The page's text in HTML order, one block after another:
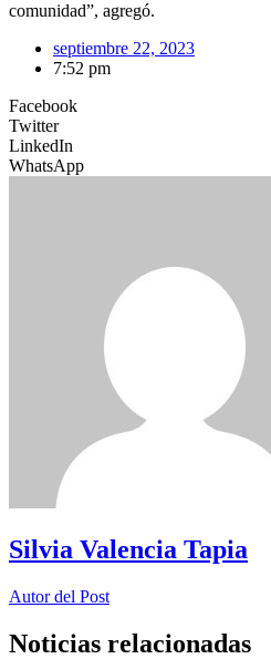
comunidad”, agregó.
septiembre 22, 2023
7:52 pm
Facebook
Twitter
LinkedIn
WhatsApp
Silvia Valencia Tapia
Autor del Post
Noticias relacionadas